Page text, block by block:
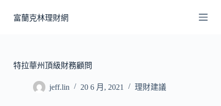
至
容
富蘭克林理財網
特拉華州頂級財務顧問
jeff.lin 20 6 月, 2021 理財建議